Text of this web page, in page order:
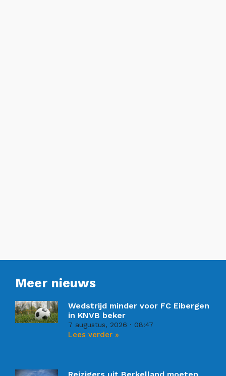
Meer nieuws
Wedstrijd minder voor FC Eibergen
in KNVB beker
7 augustus, 2026 08:47
Lees verder »